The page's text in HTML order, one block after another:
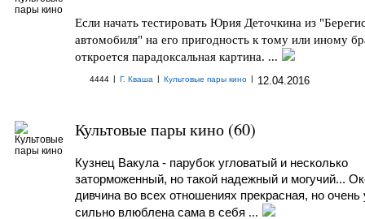
Если начать тестировать Юрия Деточкина из
автомобиля" на его пригодность к тому или иному
откроется парадоксальная картина. ...
4444 | Г. Кваша | Культовые пары кино | 12.04.2016
Культовые пары кино (60)
Кузнец Вакула - парубок угловатый и несколько
заторможенный, но такой надежный и могучий...
дивчина во всех отношениях прекрасная, но очень
сильно влюблена сама в себя ...